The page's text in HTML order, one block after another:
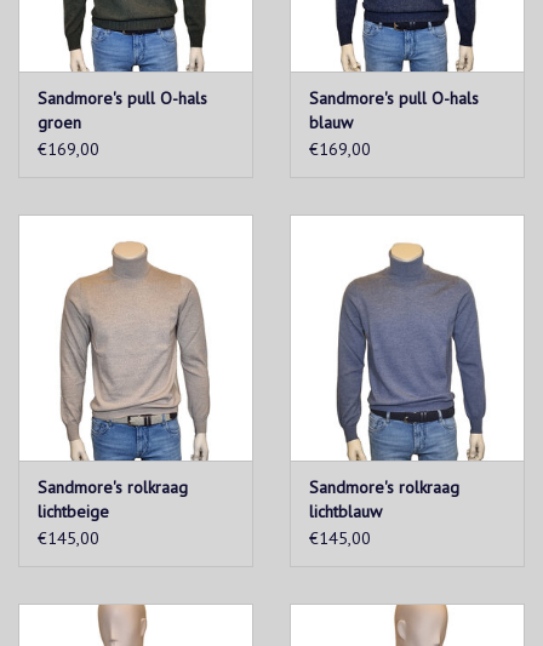
Sandmore's pull O-hals
groen
€169,00
Sandmore's pull O-hals
blauw
€169,00
Sandmore's rolkraag
lichtbeige
€145,00
Sandmore's rolkraag
lichtblauw
€145,00